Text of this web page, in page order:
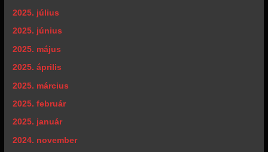
2025. július
2025. június
2025. május
2025. április
2025. március
2025. február
2025. január
2024. november